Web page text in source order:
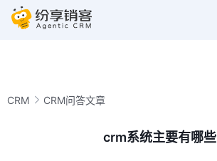
CRM CRM问答文章
crm系统主要有哪些